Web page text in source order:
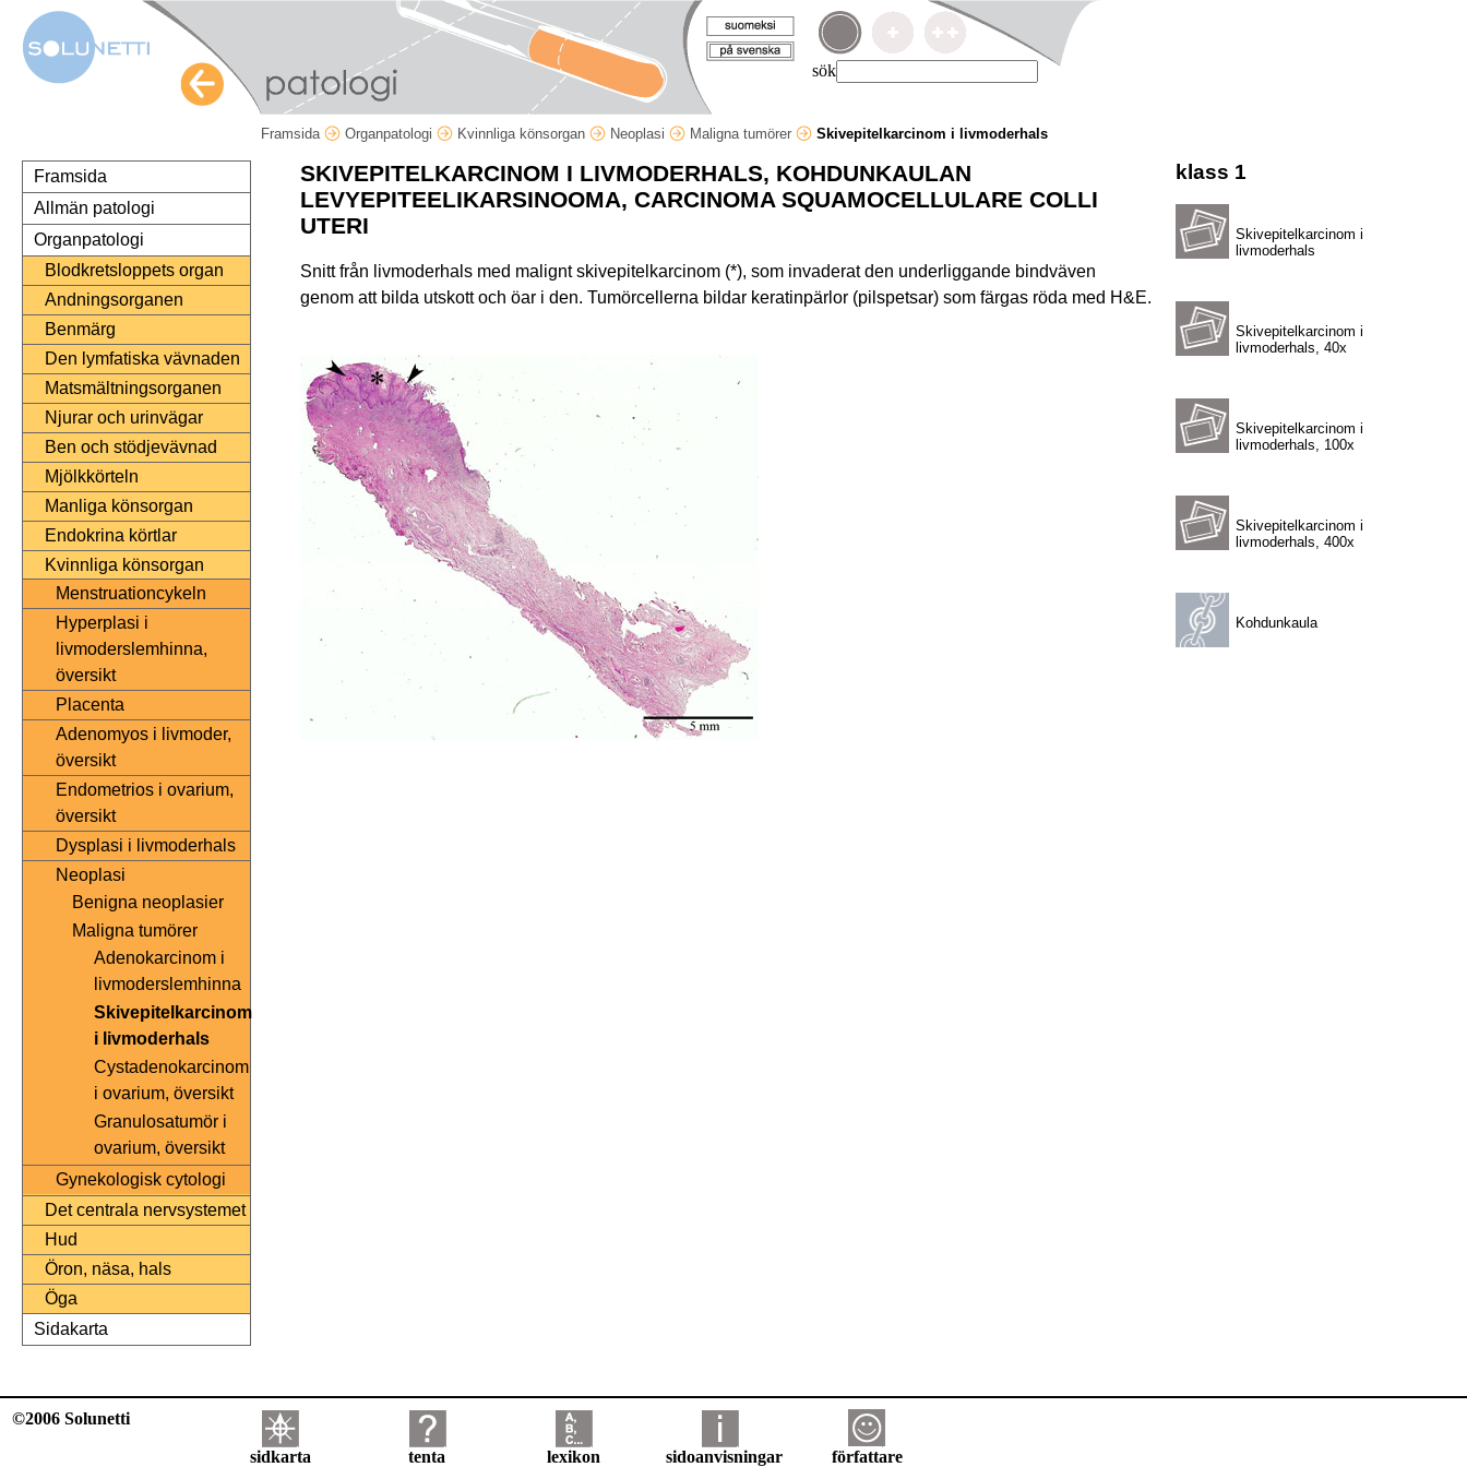
sök
Framsida Organpatologi Kvinnliga könsorgan Neoplasi Maligna tumörer Skivepitelkarcinom i livmoderhals
Framsida
Allmän patologi
Organpatologi
Blodkretsloppets organ
Andningsorganen
Benmärg
Den lymfatiska vävnaden
Matsmältningsorganen
Njurar och urinvägar
Ben och stödjevävnad
Mjölkkörteln
Manliga könsorgan
Endokrina körtlar
Kvinnliga könsorgan
Menstruationcykeln
Hyperplasi i
livmoderslemhinna,
översikt
Placenta
Adenomyos i livmoder,
översikt
Endometrios i ovarium,
översikt
Dysplasi i livmoderhals
Neoplasi
Benigna neoplasier
Maligna tumörer
Adenokarcinom i
livmoderslemhinna
Skivepitelkarcinom
i livmoderhals
Cystadenokarcinom
i ovarium, översikt
Granulosatumör i
ovarium, översikt
Gynekologisk cytologi
Det centrala nervsystemet
Hud
Öron, näsa, hals
Öga
Sidakarta
klass 1
Skivepitelkarcinom i
livmoderhals
Skivepitelkarcinom i
livmoderhals, 40x
Skivepitelkarcinom i
livmoderhals, 100x
Skivepitelkarcinom i
livmoderhals, 400x
Kohdunkaula
SKIVEPITELKARCINOM I LIVMODERHALS, KOHDUNKAULAN
LEVYEPITEELIKARSINOOMA, CARCINOMA SQUAMOCELLULARE COLLI
UTERI
Snitt från livmoderhals med malignt skivepitelkarcinom (*), som invaderat den underliggande bindväven
genom att bilda utskott och öar i den. Tumörcellerna bildar keratinpärlor (pilspetsar) som färgas röda med H&E.
©2006 Solunetti
sidkarta tenta lexikon sidoanvisningar författare